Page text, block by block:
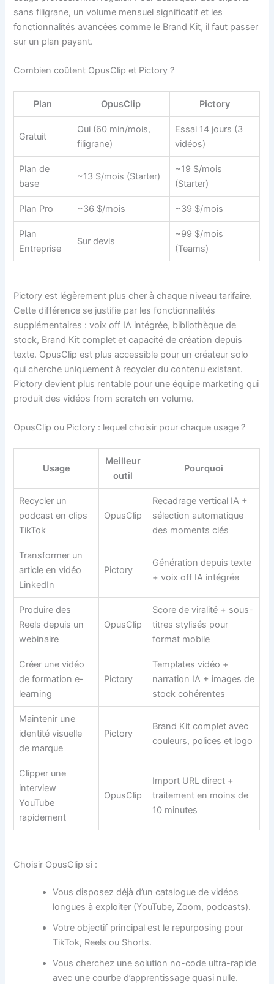
sans filigrane, un volume mensuel significatif et les
fonctionnalités avancées comme le Brand Kit, il faut passer
sur un plan payant.
Combien coûtent OpusClip et Pictory ?
Plan OpusClip Pictory
Gratuit
Oui (60 min/mois,
filigrane)
Essai 14 jours (3
vidéos)
Plan de
base
~13 $/mois (Starter)
~19 $/mois
(Starter)
Plan Pro ~36 $/mois ~39 $/mois
Plan
Entreprise
Sur devis
~99 $/mois
(Teams)
Pictory est légèrement plus cher à chaque niveau tarifaire.
Cette différence se justifie par les fonctionnalités
supplémentaires : voix off IA intégrée, bibliothèque de
stock, Brand Kit complet et capacité de création depuis
texte. OpusClip est plus accessible pour un créateur solo
qui cherche uniquement à recycler du contenu existant.
Pictory devient plus rentable pour une équipe marketing qui
produit des vidéos from scratch en volume.
OpusClip ou Pictory : lequel choisir pour chaque usage ?
Usage
Meilleur
outil
Pourquoi
Recycler un
podcast en clips
TikTok
OpusClip
Recadrage vertical IA +
sélection automatique
des moments clés
Transformer un
article en vidéo
LinkedIn
Pictory
Génération depuis texte
+ voix off IA intégrée
Produire des
Reels depuis un
webinaire
OpusClip
Score de viralité + sous-
titres stylisés pour
format mobile
Créer une vidéo
de formation e-
learning
Pictory
Templates vidéo +
narration IA + images de
stock cohérentes
Maintenir une
identité visuelle
de marque
Pictory
Brand Kit complet avec
couleurs, polices et logo
Clipper une
interview
YouTube
rapidement
OpusClip
Import URL direct +
traitement en moins de
10 minutes
Choisir OpusClip si :
Vous disposez déjà d’un catalogue de vidéos
longues à exploiter (YouTube, Zoom, podcasts).
Votre objectif principal est le repurposing pour
TikTok, Reels ou Shorts.
Vous cherchez une solution no-code ultra-rapide
avec une courbe d’apprentissage quasi nulle.